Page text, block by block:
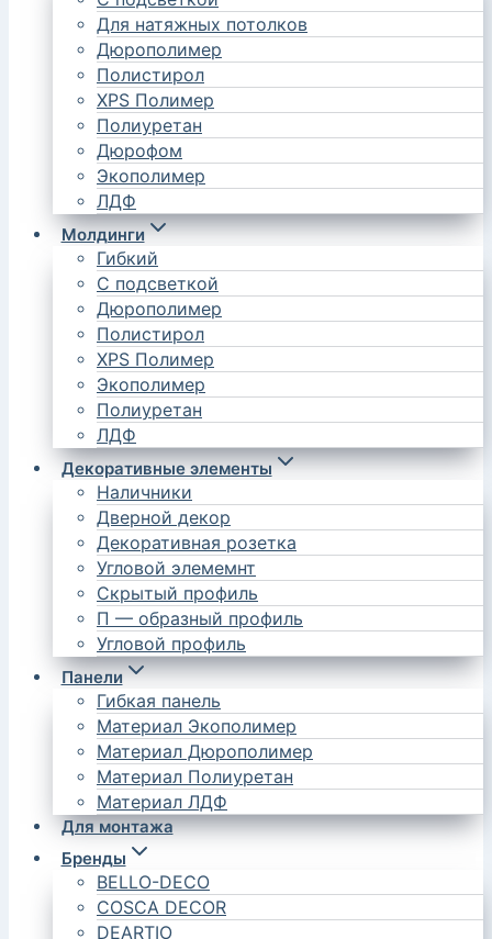
Для натяжных потолков
Дюрополимер
Полистирол
XPS Полимер
Полиуретан
Дюрофом
Экополимер
ЛДФ
Молдинги
Гибкий
С подсветкой
Дюрополимер
Полистирол
XPS Полимер
Экополимер
Полиуретан
ЛДФ
Декоративные элементы
Наличники
Дверной декор
Декоративная розетка
Угловой элемемнт
Скрытый профиль
П — образный профиль
Угловой профиль
Панели
Гибкая панель
Материал Экополимер
Материал Дюрополимер
Материал Полиуретан
Материал ЛДФ
Для монтажа
Бренды
BELLO-DECO
COSCA DECOR
DEARTIO